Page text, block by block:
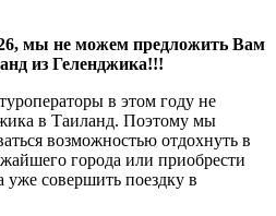
мы не можем предложить Вам
из Геленджика!!!
в этом году не
в Таиланд. Поэтому мы
возможностью отдохнуть в
города или приобрести
совершить поездку в